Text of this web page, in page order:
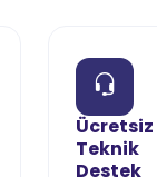
Ücretsiz
Teknik
Destek